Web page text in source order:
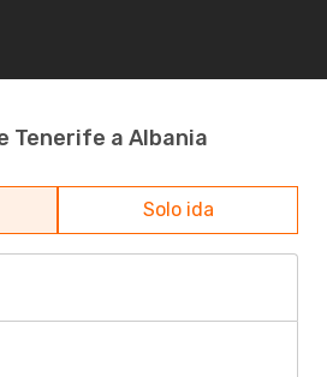
Tenerife a Albania
Solo ida